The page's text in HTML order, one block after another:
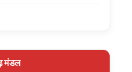
मंडल